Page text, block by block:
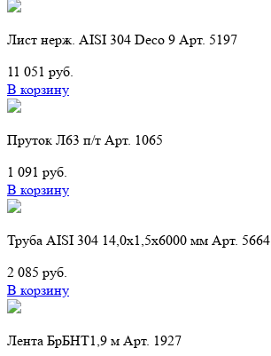
Лист нерж. AISI 304 Deсo 9 Арт. 5197
11 051 руб.
В корзину
Пруток Л63 п/т Арт. 1065
1 091 руб.
В корзину
Труба AISI 304 14,0х1,5х6000 мм Арт. 5664
2 085 руб.
В корзину
Лента БрБНТ1,9 м Арт. 1927